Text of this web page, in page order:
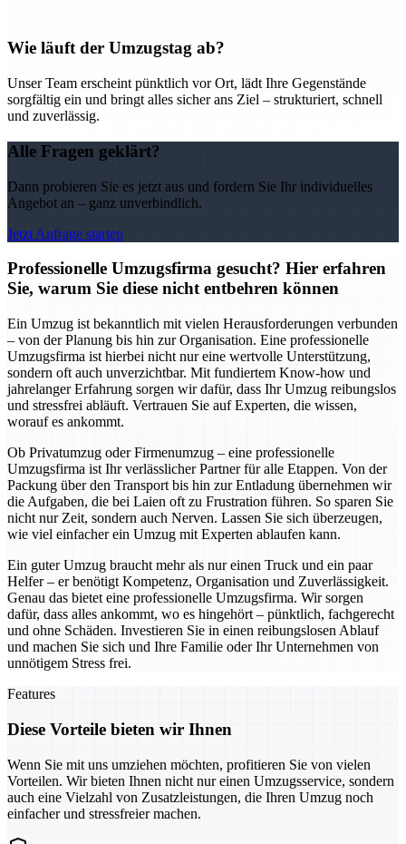
Wie läuft der Umzugstag ab?
Unser Team erscheint pünktlich vor Ort, lädt Ihre Gegenstände
sorgfältig ein und bringt alles sicher ans Ziel – strukturiert, schnell
und zuverlässig.
Alle Fragen geklärt?
Dann probieren Sie es jetzt aus und fordern Sie Ihr individuelles
Angebot an – ganz unverbindlich.
Jetzt Anfrage starten
Professionelle Umzugsfirma gesucht? Hier erfahren
Sie, warum Sie diese nicht entbehren können
Ein Umzug ist bekanntlich mit vielen Herausforderungen verbunden
– von der Planung bis hin zur Organisation. Eine professionelle
Umzugsfirma ist hierbei nicht nur eine wertvolle Unterstützung,
sondern oft auch unverzichtbar. Mit fundiertem Know-how und
jahrelanger Erfahrung sorgen wir dafür, dass Ihr Umzug reibungslos
und stressfrei abläuft. Vertrauen Sie auf Experten, die wissen,
worauf es ankommt.
Ob Privatumzug oder Firmenumzug – eine professionelle
Umzugsfirma ist Ihr verlässlicher Partner für alle Etappen. Von der
Packung über den Transport bis hin zur Entladung übernehmen wir
die Aufgaben, die bei Laien oft zu Frustration führen. So sparen Sie
nicht nur Zeit, sondern auch Nerven. Lassen Sie sich überzeugen,
wie viel einfacher ein Umzug mit Experten ablaufen kann.
Ein guter Umzug braucht mehr als nur einen Truck und ein paar
Helfer – er benötigt Kompetenz, Organisation und Zuverlässigkeit.
Genau das bietet eine professionelle Umzugsfirma. Wir sorgen
dafür, dass alles ankommt, wo es hingehört – pünktlich, fachgerecht
und ohne Schäden. Investieren Sie in einen reibungslosen Ablauf
und machen Sie sich und Ihre Familie oder Ihr Unternehmen von
unnötigem Stress frei.
Features
Diese Vorteile bieten wir Ihnen
Wenn Sie mit uns umziehen möchten, profitieren Sie von vielen
Vorteilen. Wir bieten Ihnen nicht nur einen Umzugsservice, sondern
auch eine Vielzahl von Zusatzleistungen, die Ihren Umzug noch
einfacher und stressfreier machen.